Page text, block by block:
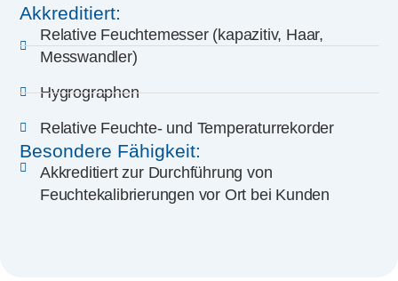
Akkreditiert:
Relative Feuchtemesser (kapazitiv, Haar,
Messwandler)
Hygrographen
Relative Feuchte- und Temperaturrekorder
Besondere Fähigkeit:
Akkreditiert zur Durchführung von
Feuchtekalibrierungen vor Ort bei Kunden